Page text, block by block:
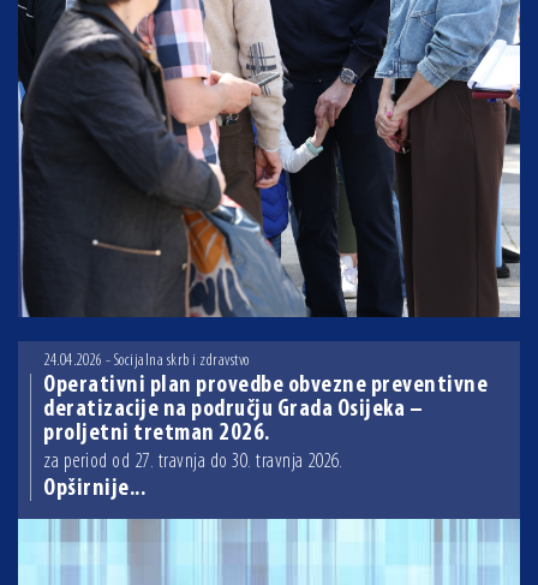
24.04.2026 - Socijalna skrb i zdravstvo
Operativni plan provedbe obvezne preventivne
deratizacije na području Grada Osijeka –
proljetni tretman 2026.
za period od 27. travnja do 30. travnja 2026.
Opširnije...